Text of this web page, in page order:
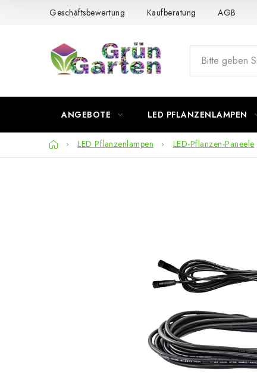
Geschäftsbewertung Kaufberatung AGB
ANGEBOTE LED PFLANZENLAMPEN
StartseiteLED Pflanzenlampen LED-Pflanzen-Paneele